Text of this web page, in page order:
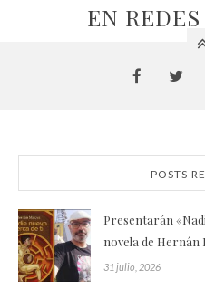
EN
POSTS
Presentarán
novela de Hernán
31 julio, 2026